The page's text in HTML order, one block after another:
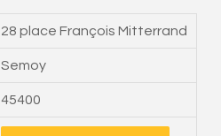
28 place François Mitterrand
Semoy
45400